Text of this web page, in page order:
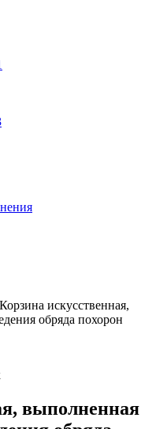
искусственная,
обряда похорон
выполненная